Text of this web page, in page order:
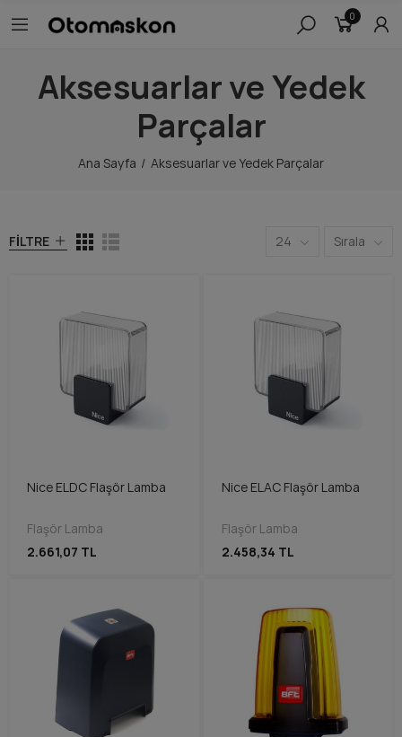
0
Aksesuarlar ve Yedek
Parçalar
Ana Sayfa Aksesuarlar ve Yedek Parçalar
FILTRE 24 Sırala
Nice ELDC Flaşör Lamba
Flaşör Lamba
2.661,07 TL
Nice ELAC Flaşör Lamba
Flaşör Lamba
2.458,34 TL